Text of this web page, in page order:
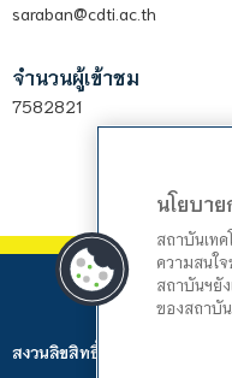
saraban@cdti.ac.th
จำนวนผู้เข้าชม
7582821
สงวนลิขสิทธิ์ © 2024 สถาบันเท
นโยบา
สถาบันเท
ความสนใ
สถาบันฯยั
ของสถาบั